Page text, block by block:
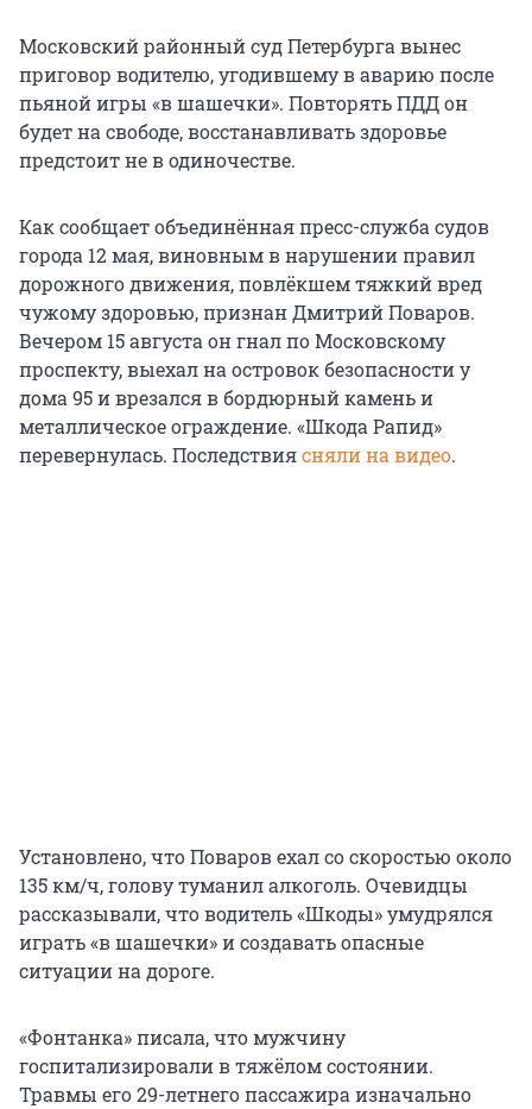
Московский районный суд Петербурга вынес
приговор водителю, угодившему в аварию после
пьяной игры «в шашечки». Повторять ПДД он
будет на свободе, восстанавливать здоровье
предстоит не в одиночестве.
Как сообщает объединённая пресс-служба судов
города 12 мая, виновным в нарушении правил
дорожного движения, повлёкшем тяжкий вред
чужому здоровью, признан Дмитрий Поваров.
Вечером 15 августа он гнал по Московскому
проспекту, выехал на островок безопасности у
дома 95 и врезался в бордюрный камень и
металлическое ограждение. «Шкода Рапид»
перевернулась. Последствиясняли на видео.
Установлено, что Поваров ехал со скоростью около
135 км/ч, голову туманил алкоголь. Очевидцы
рассказывали, что водитель «Шкоды» умудрялся
играть «в шашечки» и создавать опасные
ситуации на дороге.
«Фонтанка» писала, что мужчину
госпитализировали в тяжёлом состоянии.
Травмы его 29-летнего пассажира изначально